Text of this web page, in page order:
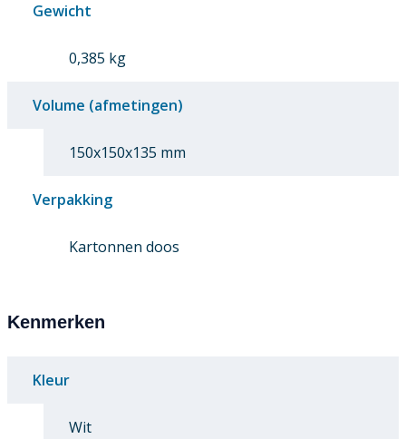
Gewicht
0,385 kg
Volume (afmetingen)
150x150x135 mm
Verpakking
Kartonnen doos
Kenmerken
Kleur
Wit